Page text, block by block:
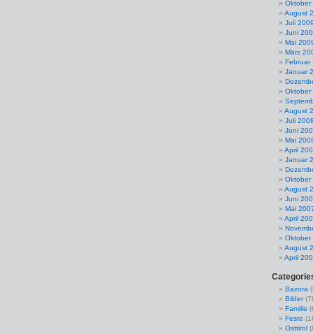
Oktober
August
Juli 2009
Juni
Mai
März
Februar
Januar
Oktober
August
Juli 2008
Juni
Mai
April
Januar
Oktober
August
Juni
Mai
April
Oktober
August
April
Bazora
Bilder
Familie
Feste
Osttirol